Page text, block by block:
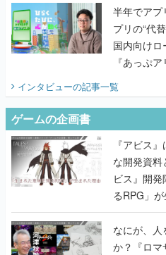
半年でアプリ
プリの“代
国内向け
『あっぷ
インタビューの記事一覧
ゲームの企画書
『アビス
な開発資
ビス』開
るRPG」
書】
なにが、
か？『ロマ